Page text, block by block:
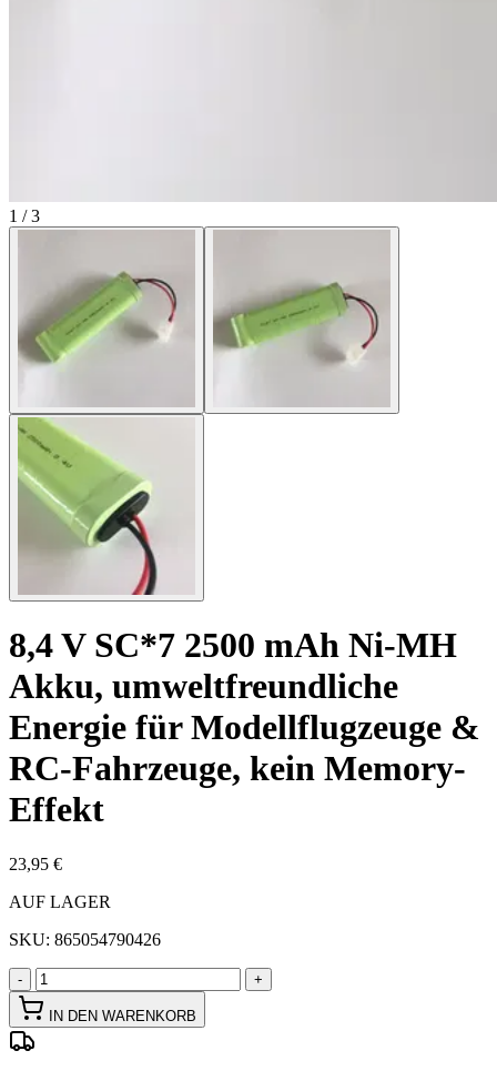
1 / 3
8,4 V SC*7 2500 mAh Ni-MH
Akku, umweltfreundliche
Energie für Modellflugzeuge &
RC-Fahrzeuge, kein Memory-
Effekt
23,95 €
AUF LAGER
SKU: 865054790426
- +
IN DEN WARENKORB